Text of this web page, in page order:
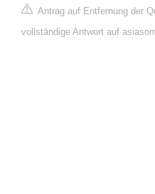
Antrag auf Entfernung der
vollständige Antwort auf